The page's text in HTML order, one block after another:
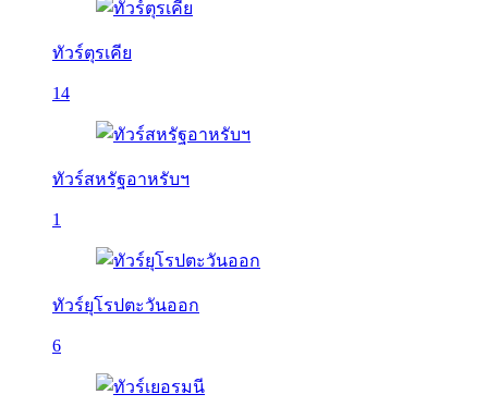
ทัวร์ตุรเคีย
14
ทัวร์สหรัฐอาหรับฯ
1
ทัวร์ยุโรปตะวันออก
6